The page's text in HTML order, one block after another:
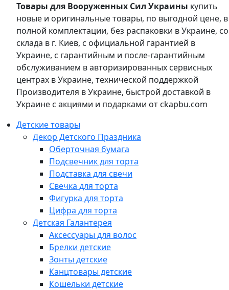
Товары для Вооруженных Сил Украины купить
новые и оригинальные товары, по выгодной цене, в
полной комплектации, без распаковки в Украине, со
склада в г. Киев, с официальной гарантией в
Украине, с гарантийным и после-гарантийным
обслуживанием в авторизированных сервисных
центрах в Украине, технической поддержкой
Производителя в Украине, быстрой доставкой в
Украине с акциями и подарками от ckapbu.com
Детские товары
Декор Детского Праздника
Оберточная бумага
Подсвечник для торта
Подставка для свечи
Свечка для торта
Фигурка для торта
Цифра для торта
Детская Галантерея
Аксессуары для волос
Брелки детские
Зонты детские
Канцтовары детские
Кошельки детские